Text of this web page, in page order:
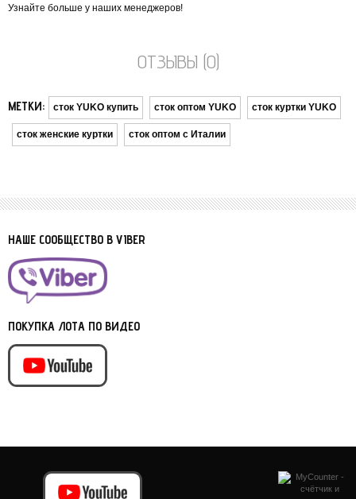
Узнайте больше у наших менеджеров!
ОТЗЫВЫ (0)
МЕТКИ: сток YUKO купить сток оптом YUKO сток куртки YUKO
сток женские куртки сток оптом с Италии
НАШЕ СООБЩЕСТВО В VIBER
ПОКУПКА ЛОТА ПО ВИДЕО